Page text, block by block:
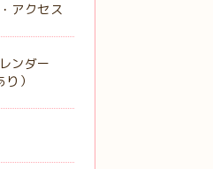
アクセス
ンダー
）